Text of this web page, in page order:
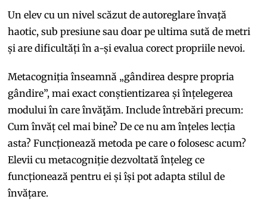
Un elev cu un nivel scăzut de autoreglare învață
haotic, sub presiune sau doar pe ultima sută de metri
și are dificultăți în a-și evalua corect propriile nevoi.
Metacogniția înseamnă „gândirea despre propria
gândire”, mai exact conștientizarea și înțelegerea
modului în care învăţăm. Include întrebări precum:
Cum învăț cel mai bine? De ce nu am înțeles lecția
asta? Funcționează metoda pe care o folosesc acum?
Elevii cu metacogniție dezvoltată înțeleg ce
funcționează pentru ei și își pot adapta stilul de
învățare.